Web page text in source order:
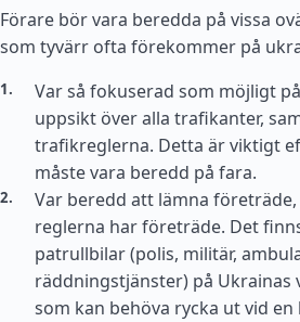
Förare bör vara beredda på vissa
som tyvärr ofta förekommer på
Var så fokuserad som möjligt
uppsikt över alla trafikanter,
trafikreglerna. Detta är viktigt
måste vara beredd på fara.
Var beredd att lämna
reglerna har företräde. Det
patrullbilar (polis, militär,
räddningstjänster) på Ukrainas
som kan behöva rycka ut vid